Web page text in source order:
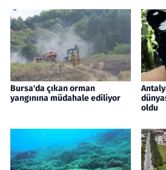
Bursa'da çıkan orman
yangınına müdahale ediliyor
oldu